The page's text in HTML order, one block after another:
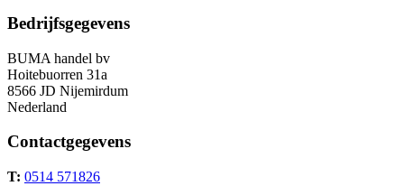
Bedrijfsgegevens
BUMA handel bv
Hoitebuorren 31a
8566 JD Nijemirdum
Nederland
Contactgegevens
T: 0514 571826